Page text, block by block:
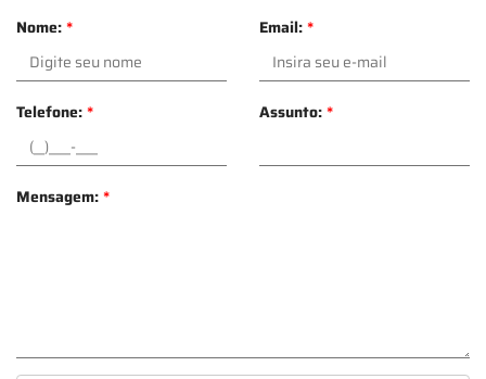
Nome:* Email:*
Telefone:* Assunto:*
Mensagem:*